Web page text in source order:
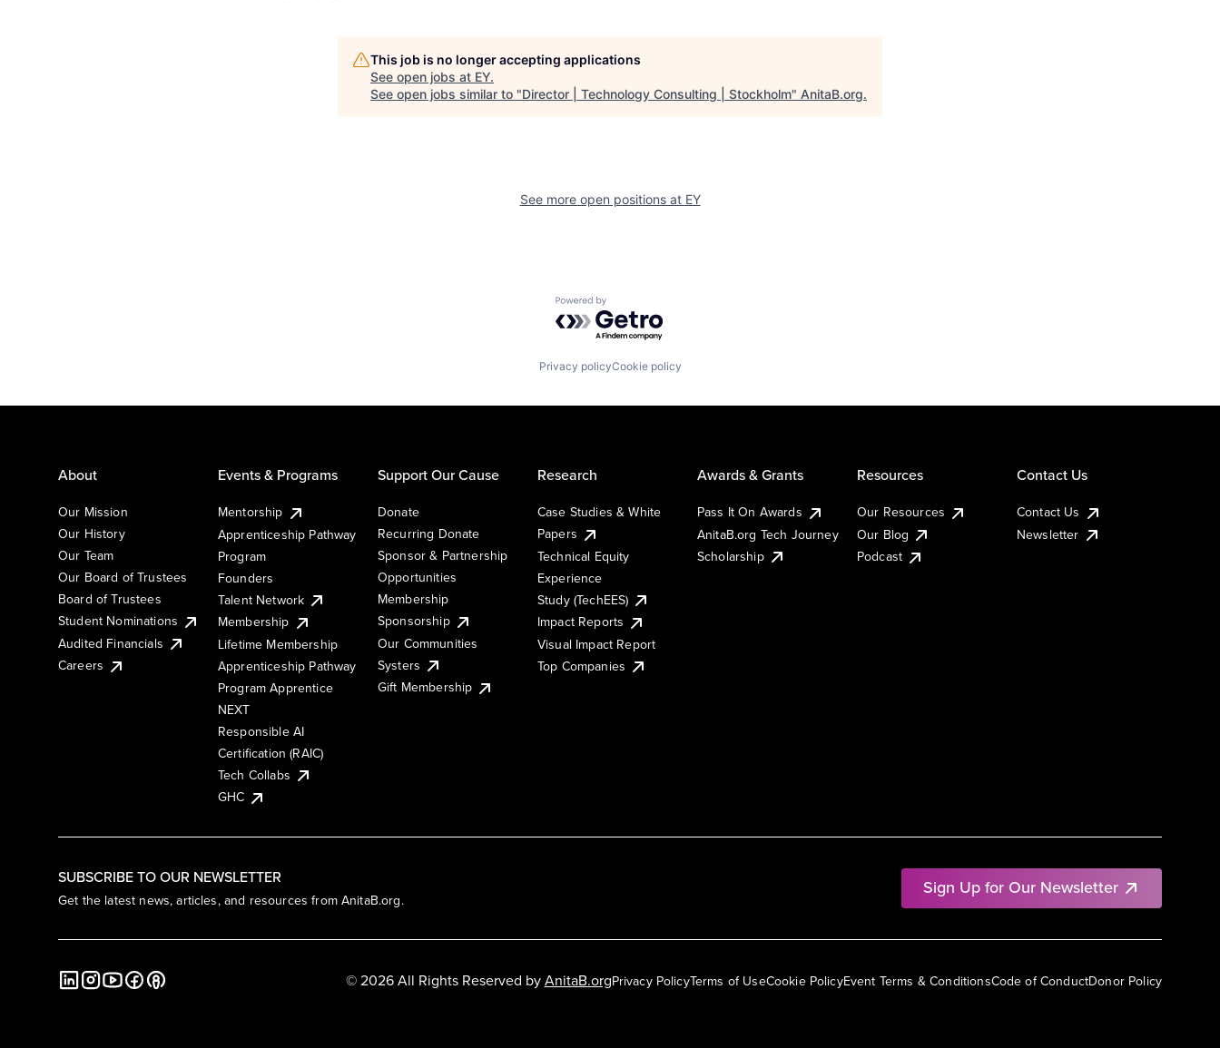
This job is no longer accepting applications
See open jobs at EY.
See open jobs similar to "Director | Technology Consulting | Stockholm" AnitaB.org.
See more open positions at EY
Powered by Getro.com
Privacy policyCookie policy
SUBSCRIBE TO OUR NEWSLETTER
Get the latest news, articles, and resources from AnitaB.org.
Sign Up for Our Newsletter
About
Our Mission
Our History
Our Team
Our Board of Trustees
Board of Trustees
Student Nominations
Audited Financials
Careers
Events & Programs
Mentorship
Apprenticeship Pathway
Program
Founders
Talent Network
Membership
Lifetime Membership
Apprenticeship Pathway
Program Apprentice
NEXT
Responsible AI
Certification (RAIC)
Tech Collabs
GHC
Support Our Cause
Donate
Recurring Donate
Sponsor & Partnership
Opportunities
Membership
Sponsorship
Our Communities
Systers
Gift Membership
Research
Case Studies & White
Papers
Technical Equity
Experience
Study (TechEES)
Impact Reports
Visual Impact Report
Top Companies
Awards & Grants
Pass It On Awards
AnitaB.org Tech Journey
Scholarship
Resources
Our Resources
Our Blog
Podcast
Contact Us
Contact Us
Newsletter
Privacy PolicyTerms of UseCookie PolicyEvent Terms & ConditionsCode of ConductDonor Policy
© 2026 All Rights Reserved byAnitaB.org